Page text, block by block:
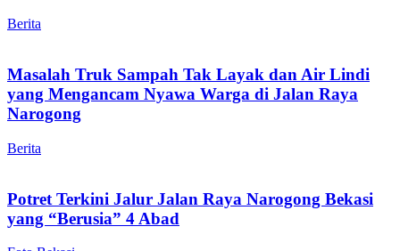
Berita
Masalah Truk Sampah Tak Layak dan Air Lindi
yang Mengancam Nyawa Warga di Jalan Raya
Narogong
Berita
Potret Terkini Jalur Jalan Raya Narogong Bekasi
yang “Berusia” 4 Abad